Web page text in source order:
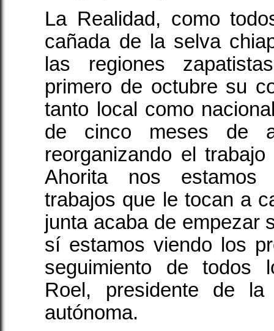
La Realidad, como
cañada de la selva
las regiones
primero de octubre su
tanto local como
de cinco meses de
reorganizando el
Ahorita nos estamos
trabajos que le tocan a
junta acaba de empezar
sí estamos viendo los
seguimiento de todos
Roel, presidente de la
autónoma.